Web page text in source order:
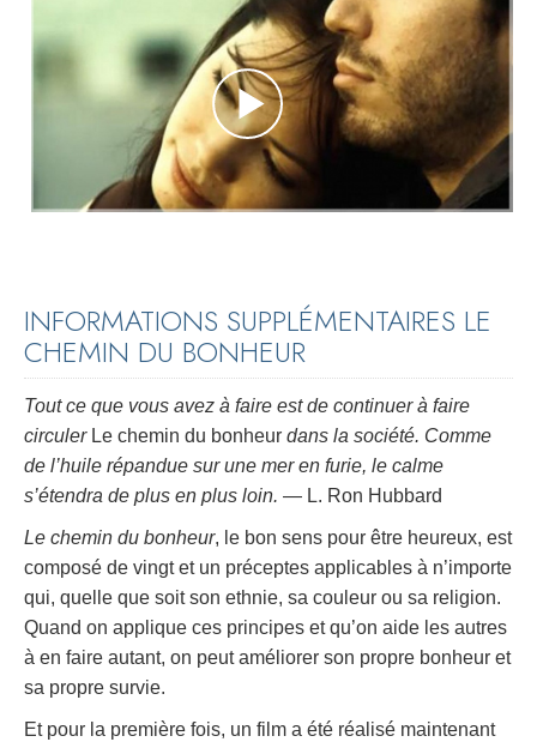
INFORMATIONS SUPPLÉMENTAIRES LE
CHEMIN DU BONHEUR
Tout ce que vous avez à faire est de continuer à faire
circuler Le chemin du bonheur dans la société. Comme
de l’huile répandue sur une mer en furie, le calme
s’étendra de plus en plus loin. — L. Ron Hubbard
Le chemin du bonheur, le bon sens pour être heureux, est
composé de vingt et un préceptes applicables à n’importe
qui, quelle que soit son ethnie, sa couleur ou sa religion.
Quand on applique ces principes et qu’on aide les autres
à en faire autant, on peut améliorer son propre bonheur et
sa propre survie.
Et pour la première fois, un film a été réalisé maintenant